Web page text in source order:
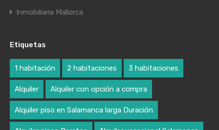
Inmobiliaria Mallorca
Etiquetas
1 habitación 2 habitaciones 3 habitaciones
Alquiler Alquiler con opción a compra
Alquiler piso en Salamanca larga Duración